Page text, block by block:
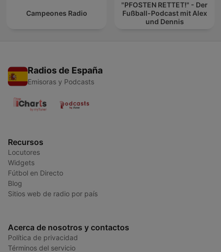
Campeones Radio
"PFOSTEN RETTET!" - Der
Fußball-Podcast mit Alex
und Dennis
Radios de España
Emisoras y Podcasts
Recursos
Locutores
Widgets
Fútbol en Directo
Blog
Sitios web de radio por país
Acerca de nosotros y contactos
Política de privacidad
Términos del servicio